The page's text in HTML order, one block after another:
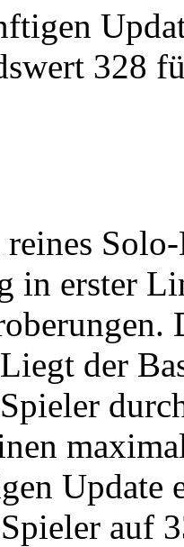
328
in erster
der
Update
auf